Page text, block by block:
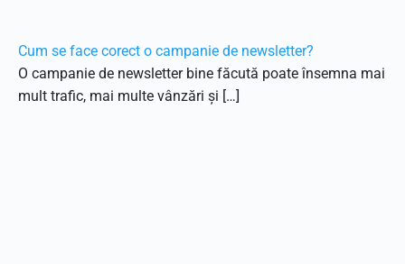
Cum se face corect o campanie de newsletter?
O campanie de newsletter bine făcută poate însemna mai
mult trafic, mai multe vânzări și […]